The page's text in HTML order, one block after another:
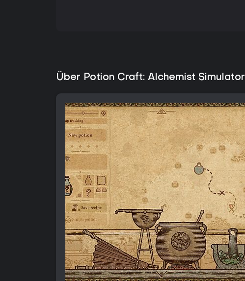
Über Potion Craft: Alchemist Simulator